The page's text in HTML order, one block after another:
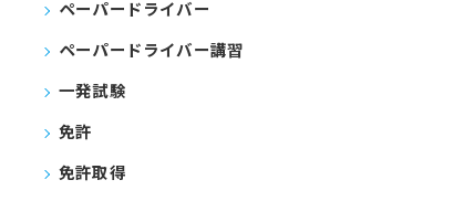
ペーパードライバー
ペーパードライバー講習
一発試験
免許
免許取得